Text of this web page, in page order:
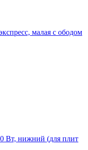
малая с ободом
Вт, нижний (для плит